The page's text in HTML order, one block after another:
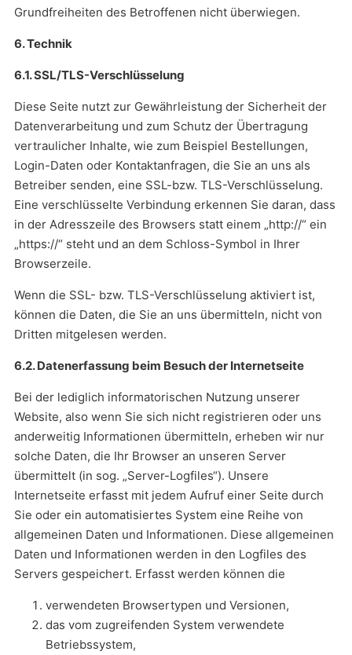
Grundfreiheiten des Betroffenen nicht überwiegen.
6. Technik
6.1. SSL/TLS-Verschlüsselung
Diese Seite nutzt zur Gewährleistung der Sicherheit der
Datenverarbeitung und zum Schutz der Übertragung
vertraulicher Inhalte, wie zum Beispiel Bestellungen,
Login-Daten oder Kontaktanfragen, die Sie an uns als
Betreiber senden, eine SSL-bzw. TLS-Verschlüsselung.
Eine verschlüsselte Verbindung erkennen Sie daran, dass
in der Adresszeile des Browsers statt einem „http://“ ein
„https://“ steht und an dem Schloss-Symbol in Ihrer
Browserzeile.
Wenn die SSL- bzw. TLS-Verschlüsselung aktiviert ist,
können die Daten, die Sie an uns übermitteln, nicht von
Dritten mitgelesen werden.
6.2. Datenerfassung beim Besuch der Internetseite
Bei der lediglich informatorischen Nutzung unserer
Website, also wenn Sie sich nicht registrieren oder uns
anderweitig Informationen übermitteln, erheben wir nur
solche Daten, die Ihr Browser an unseren Server
übermittelt (in sog. „Server-Logfiles“). Unsere
Internetseite erfasst mit jedem Aufruf einer Seite durch
Sie oder ein automatisiertes System eine Reihe von
allgemeinen Daten und Informationen. Diese allgemeinen
Daten und Informationen werden in den Logfiles des
Servers gespeichert. Erfasst werden können die
verwendeten Browsertypen und Versionen,
das vom zugreifenden System verwendete
Betriebssystem,